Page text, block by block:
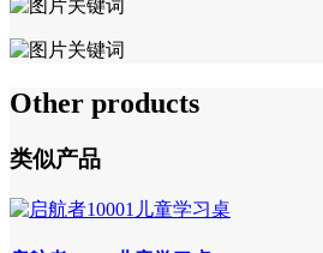
Other products
类似产品